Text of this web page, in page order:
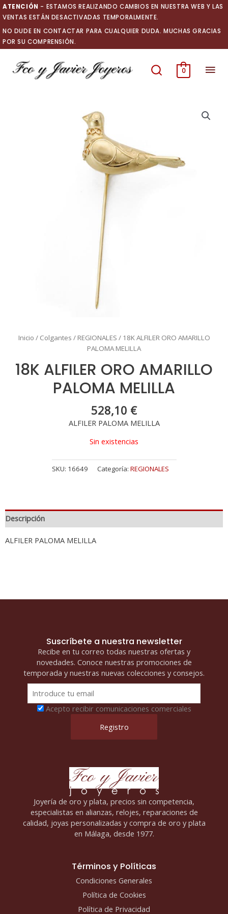
Ir
al
contenido
ATENCIÓN - ESTAMOS REALIZANDO CAMBIOS EN NUESTRA WEB Y LAS
VENTAS ESTÁN DESACTIVADAS TEMPORALMENTE.
NO DUDE EN CONTACTAR PARA CUALQUIER DUDA. MUCHAS GRACIAS
POR SU COMPRENSIÓN.
0
Inicio / Colgantes / REGIONALES / 18K ALFILER ORO AMARILLO
PALOMA MELILLA
18K ALFILER ORO AMARILLO
PALOMA MELILLA
528,10 €
ALFILER PALOMA MELILLA
Sin existencias
SKU: 16649 Categoría: REGIONALES
Descripción
ALFILER PALOMA MELILLA
Suscríbete a nuestra newsletter
Recibe en tu correo todas nuestras ofertas y
novedades. Conoce nuestras promociones de
temporada y nuestras nuevas colecciones y consejos.
Acepto recibir comunicaciones comerciales
Joyería de oro y plata, precios sin competencia,
especialistas en alianzas, relojes, reparaciones de
calidad, joyas personalizadas y compra de oro y plata
en Málaga, desde 1977.
Términos y Políticas
Condiciones Generales
Política de Cookies
Política de Privacidad